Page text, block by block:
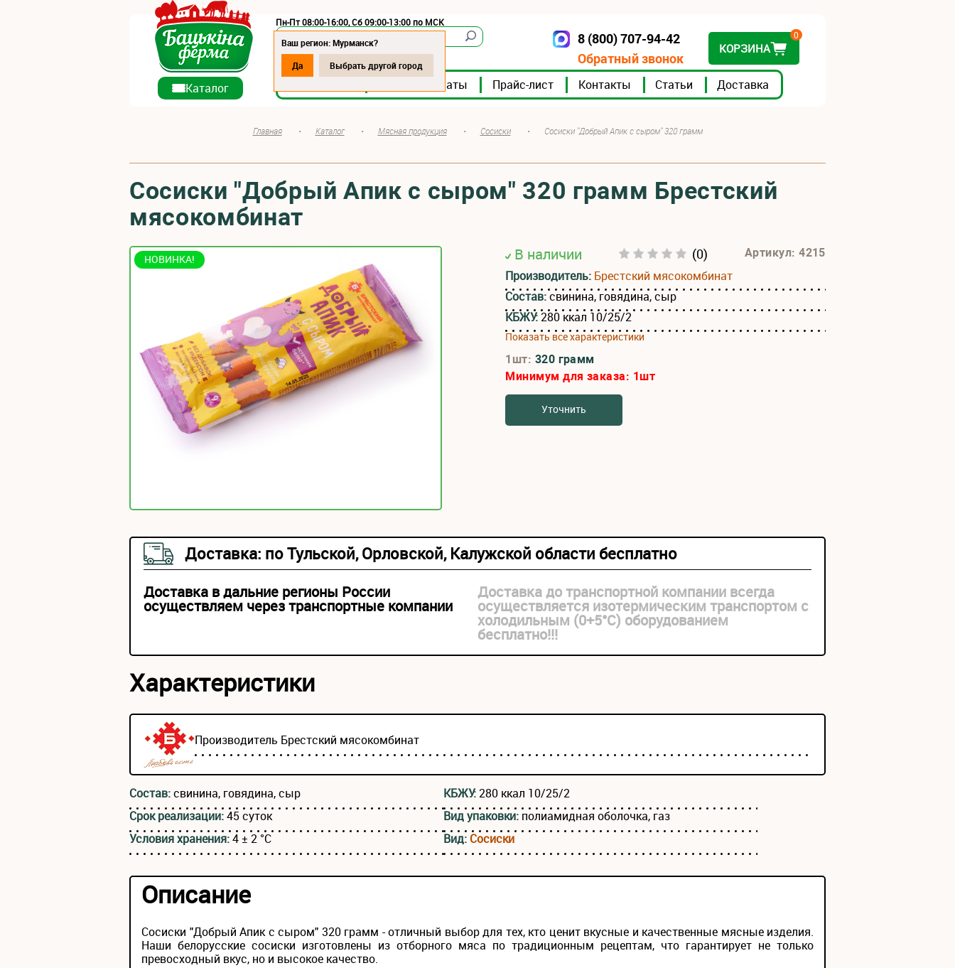
Пн-Пт 08:00-16:00, Сб 09:00-13:00 по МСК
Мясокомбинаты Прайс-лист Контакты Статьи Доставка
8 (800) 707-94-42
Обратный звонок
КОРЗИНА
0
Ваш регион: Мурманск?
Да
Выбрать другой город
Каталог
Главная • Каталог • Мясная продукция • Сосиски • Сосиски "Добрый Апик с сыром" 320 грамм
Сосиски "Добрый Апик с сыром" 320 грамм Брестский
мясокомбинат
НОВИНКА! В наличии (0) Артикул: 4215
Производитель: Брестский мясокомбинат
Состав:свинина, говядина, сыр
КБЖУ:280 ккал 10/25/2
Показать все характеристики
1шт: 320 грамм
Минимум для заказа: 1шт
Уточнить
Доставка: по Тульской, Орловской, Калужской области бесплатно
Доставка в дальние регионы России
осуществляем через транспортные компании
Доставка до транспортной компании всегда
осуществляется изотермическим транспортом с
холодильным (0+5°С) оборудованием
бесплатно!!!
Характеристики
Производитель Брестский мясокомбинат
Состав:свинина, говядина, сыр КБЖУ:280 ккал 10/25/2
Срок реализации:45 суток Вид упаковки: полиамидная оболочка, газ
Условия хранения:4 ± 2 °С Вид: Сосиски
Описание
Сосиски "Добрый Апик с сыром" 320 грамм - отличный выбор для тех, кто ценит вкусные и качественные мясные изделия.
Наши белорусские сосиски изготовлены из отборного мяса по традиционным рецептам, что гарантирует не только
превосходный вкус, но и высокое качество.